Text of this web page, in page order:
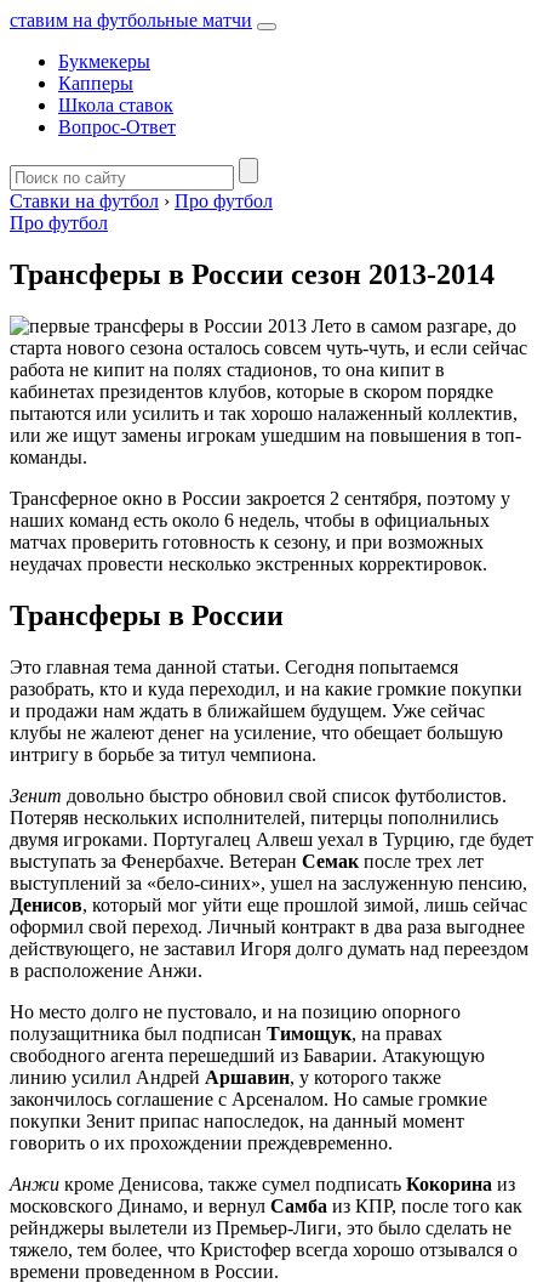
ставим на футбольные матчи
Букмекеры
Капперы
Школа ставок
Вопрос-Ответ
Ставки на футбол › Про футбол
Про футбол
Трансферы в России сезон 2013-2014
Лето в самом разгаре, до
старта нового сезона осталось совсем чуть-чуть, и если сейчас
работа не кипит на полях стадионов, то она кипит в
кабинетах президентов клубов, которые в скором порядке
пытаются или усилить и так хорошо налаженный коллектив,
или же ищут замены игрокам ушедшим на повышения в топ-
команды.
Трансферное окно в России закроется 2 сентября, поэтому у
наших команд есть около 6 недель, чтобы в официальных
матчах проверить готовность к сезону, и при возможных
неудачах провести несколько экстренных корректировок.
Трансферы в России
Это главная тема данной статьи. Сегодня попытаемся
разобрать, кто и куда переходил, и на какие громкие покупки
и продажи нам ждать в ближайшем будущем. Уже сейчас
клубы не жалеют денег на усиление, что обещает большую
интригу в борьбе за титул чемпиона.
Зенит довольно быстро обновил свой список футболистов.
Потеряв нескольких исполнителей, питерцы пополнились
двумя игроками. Португалец Алвеш уехал в Турцию, где будет
выступать за Фенербахче. Ветеран Семак после трех лет
выступлений за «бело-синих», ушел на заслуженную пенсию,
Денисов, который мог уйти еще прошлой зимой, лишь сейчас
оформил свой переход. Личный контракт в два раза выгоднее
действующего, не заставил Игоря долго думать над переездом
в расположение Анжи.
Но место долго не пустовало, и на позицию опорного
полузащитника был подписан Тимощук, на правах
свободного агента перешедший из Баварии. Атакующую
линию усилил Андрей Аршавин, у которого также
закончилось соглашение с Арсеналом. Но самые громкие
покупки Зенит припас напоследок, на данный момент
говорить о их прохождении преждевременно.
Анжи кроме Денисова, также сумел подписать Кокорина из
московского Динамо, и вернул Самба из КПР, после того как
рейнджеры вылетели из Премьер-Лиги, это было сделать не
тяжело, тем более, что Кристофер всегда хорошо отзывался о
времени проведенном в России.